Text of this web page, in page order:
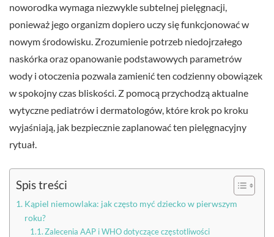
noworodka wymaga niezwykle subtelnej pielęgnacji,
ponieważ jego organizm dopiero uczy się funkcjonować w
nowym środowisku. Zrozumienie potrzeb niedojrzałego
naskórka oraz opanowanie podstawowych parametrów
wody i otoczenia pozwala zamienić ten codzienny obowiązek
w spokojny czas bliskości. Z pomocą przychodzą aktualne
wytyczne pediatrów i dermatologów, które krok po kroku
wyjaśniają, jak bezpiecznie zaplanować ten pielęgnacyjny
rytuał.
Spis treści
Kąpiel niemowlaka: jak często myć dziecko w pierwszym
roku?
Zalecenia AAP i WHO dotyczące częstotliwości